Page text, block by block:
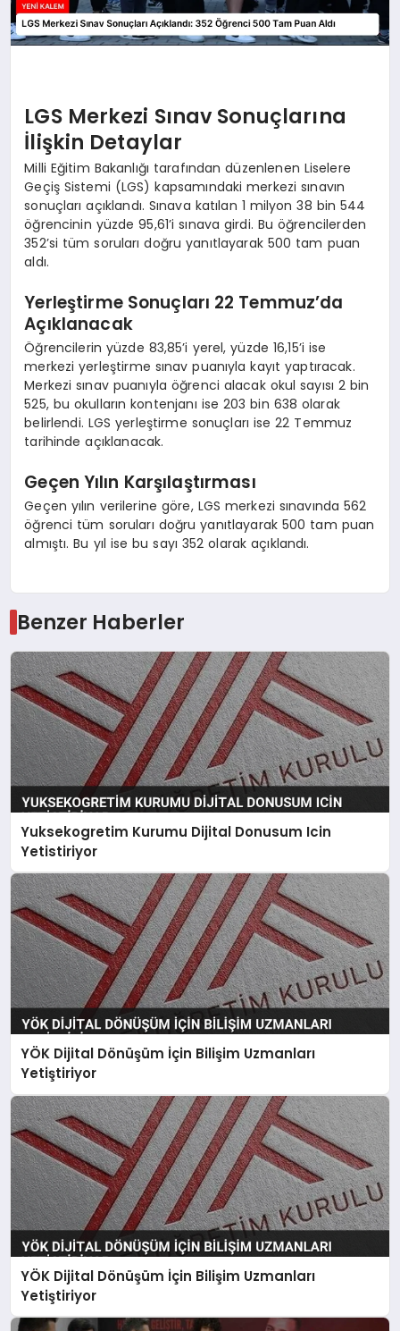
LGS Merkezi Sınav Sonuçlarına
İlişkin Detaylar
Milli Eğitim Bakanlığı tarafından düzenlenen Liselere
Geçiş Sistemi (LGS) kapsamındaki merkezi sınavın
sonuçları açıklandı. Sınava katılan 1 milyon 38 bin 544
öğrencinin yüzde 95,61’i sınava girdi. Bu öğrencilerden
352’si tüm soruları doğru yanıtlayarak 500 tam puan
aldı.
Yerleştirme Sonuçları 22 Temmuz’da
Açıklanacak
Öğrencilerin yüzde 83,85’i yerel, yüzde 16,15’i ise
merkezi yerleştirme sınav puanıyla kayıt yaptıracak.
Merkezi sınav puanıyla öğrenci alacak okul sayısı 2 bin
525, bu okulların kontenjanı ise 203 bin 638 olarak
belirlendi. LGS yerleştirme sonuçları ise 22 Temmuz
tarihinde açıklanacak.
Geçen Yılın Karşılaştırması
Geçen yılın verilerine göre, LGS merkezi sınavında 562
öğrenci tüm soruları doğru yanıtlayarak 500 tam puan
almıştı. Bu yıl ise bu sayı 352 olarak açıklandı.
Benzer Haberler
Yuksekogretim Kurumu Dijital Donusum Icin
Yetistiriyor
YÖK Dijital Dönüşüm İçin Bilişim Uzmanları
Yetiştiriyor
YÖK Dijital Dönüşüm İçin Bilişim Uzmanları
Yetiştiriyor